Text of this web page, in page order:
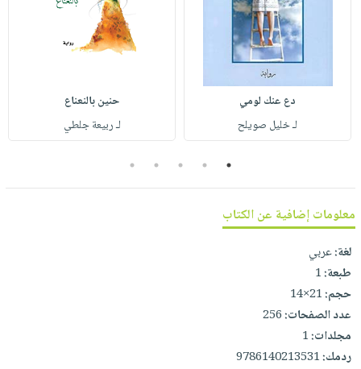
عناية
صابون
أطفال
مناسبات
سياسة
فيديوهات
أسئلة
طرحها
انشر
كتابك
تواصل
معنا
الأمنيات
نشرة
دع عنك لومي
لـ خليل صويلح
حنين بالنعناع
لـ ربيعة جلطي
1
2
3
4
5
معلومات إضافية عن الكتاب
لغة:عربي
طبعة:1
حجم:21×14
عدد الصفحات:256
مجلدات:1
ردمك:9786140213531